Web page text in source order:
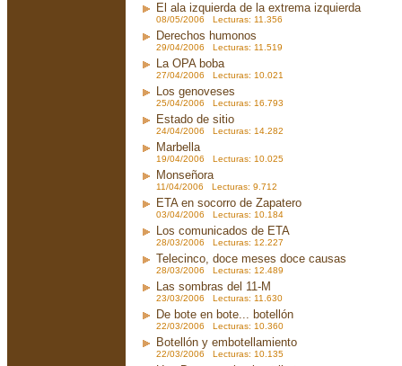
El ala izquierda de la extrema izquierda
08/05/2006 Lecturas: 11.356
Derechos humonos
29/04/2006 Lecturas: 11.519
La OPA boba
27/04/2006 Lecturas: 10.021
Los genoveses
25/04/2006 Lecturas: 16.793
Estado de sitio
24/04/2006 Lecturas: 14.282
Marbella
19/04/2006 Lecturas: 10.025
Monseñora
11/04/2006 Lecturas: 9.712
ETA en socorro de Zapatero
03/04/2006 Lecturas: 10.184
Los comunicados de ETA
28/03/2006 Lecturas: 12.227
Telecinco, doce meses doce causas
28/03/2006 Lecturas: 12.489
Las sombras del 11-M
23/03/2006 Lecturas: 11.630
De bote en bote... botellón
22/03/2006 Lecturas: 10.360
Botellón y embotellamiento
22/03/2006 Lecturas: 10.135